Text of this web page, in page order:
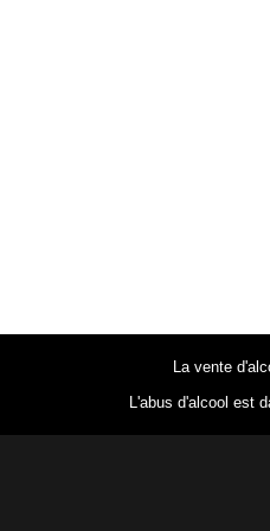
La vente
L'abus d'alcool est